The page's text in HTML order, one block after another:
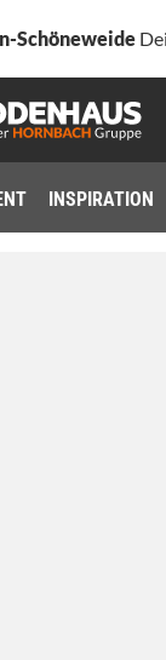
Schöneweide
INSPIRATION